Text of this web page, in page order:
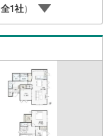
全1社）